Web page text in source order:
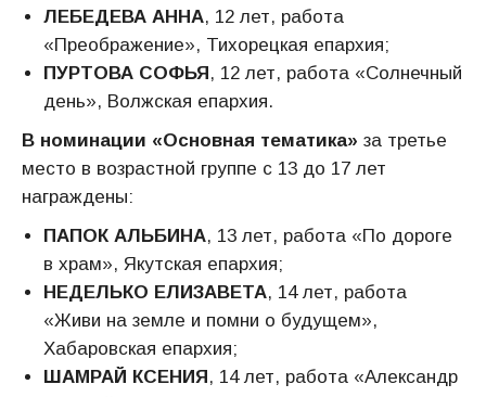
ЛЕБЕДЕВА АННА, 12 лет, работа
«Преображение», Тихорецкая епархия;
ПУРТОВА СОФЬЯ, 12 лет, работа «Солнечный
день», Волжская епархия.
В номинации «Основная тематика» за третье
место в возрастной группе с 13 до 17 лет
награждены:
ПАПОК АЛЬБИНА, 13 лет, работа «По дороге
в храм», Якутская епархия;
НЕДЕЛЬКО ЕЛИЗАВЕТА, 14 лет, работа
«Живи на земле и помни о будущем»,
Хабаровская епархия;
ШАМРАЙ КСЕНИЯ, 14 лет, работа «Александр